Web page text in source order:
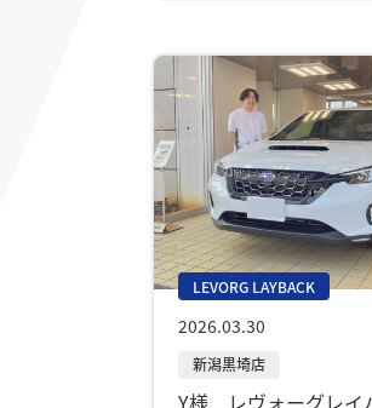
LEVORG LAYBACK
2026.03.30
Y様 レヴォーグレイ